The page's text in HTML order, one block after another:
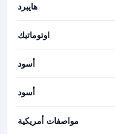
هايبرد
اوتوماتيك
أسود
أسود
مواصفات أمريكية